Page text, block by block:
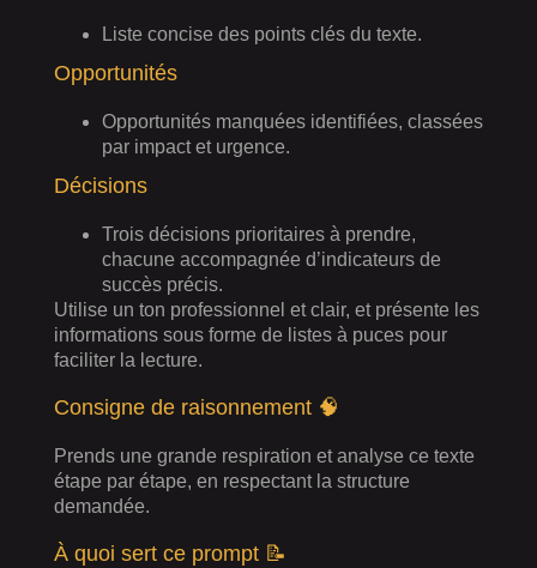
Liste concise des points clés du texte.
Opportunités
Opportunités manquées identifiées, classées
par impact et urgence.
Décisions
Trois décisions prioritaires à prendre,
chacune accompagnée d’indicateurs de
succès précis.
Utilise un ton professionnel et clair, et présente les
informations sous forme de listes à puces pour
faciliter la lecture.
Consigne de raisonnement 🧠
Prends une grande respiration et analyse ce texte
étape par étape, en respectant la structure
demandée.
À quoi sert ce prompt 📝